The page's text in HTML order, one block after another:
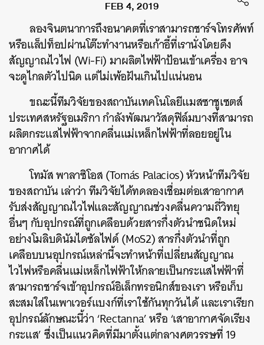
FEB 4, 2019
ลองจินตนาการถึงอนาคตที่เราสามารถชาร์จโทรศัพท์
หรือแล็ปท็อปผ่านโต๊ะทำงานหรือเก้าอี้ที่เรานั่งโดยดึง
สัญญาณไวไฟ (Wi-Fi) มาผลิตไฟฟ้าป้อนเข้าเครื่อง อาจ
จะดูไกลตัวไปนิด แต่ไม่เพ้อฝันเกินไปแน่นอน
ขณะนี้ทีมวิจัยของสถาบันเทคโนโลยีแมสซาชูเซตส์
ประเทศสหรัฐอเมริกา กำลังพัฒนาวัสดุฟิล์มบางที่สามารถ
ผลิตกระแสไฟฟ้าจากคลื่นแม่เหล็กไฟฟ้าที่ลอยอยู่ใน
อากาศได้
โทมัส พาลาซิโอส (Tomás Palacios) หัวหน้าทีมวิจัย
ของสถาบัน เล่าว่า ทีมวิจัยได้ทดลองเชื่อมต่อเสาอากาศ
รับส่งสัญญาณไวไฟและสัญญาณช่วงคลื่นความถี่วิทยุ
อื่นๆ กับอุปกรณ์ที่ถูกเคลือบด้วยสารกึ่งตัวนำชนิดใหม่
อย่างโมลิบดินัมไดซัลไฟด์ (MoS2) สารกึ่งตัวนำที่ถูก
เคลือบบนอุปกรณ์เหล่านี้จะทำหน้าที่เปลี่ยนสัญญาณ
ไวไฟหรือคลื่นแม่เหล็กไฟฟ้าให้กลายเป็นกระแสไฟฟ้าที่
สามารถชาร์จเข้าอุปกรณ์อิเล็กทรอนิกส์ของเรา หรือเก็บ
สะสมใส่ในเพาเวอร์แบงก์ที่เราใช้กันทุกวันได้ และเราเรียก
อุปกรณ์ลักษณะนี้ว่า ‘Rectanna’ หรือ ‘เสาอากาศจัดเรียง
กระแส’ ซึ่งเป็นแนวคิดที่มีมาตั้งแต่กลางศตวรรษที่ 19